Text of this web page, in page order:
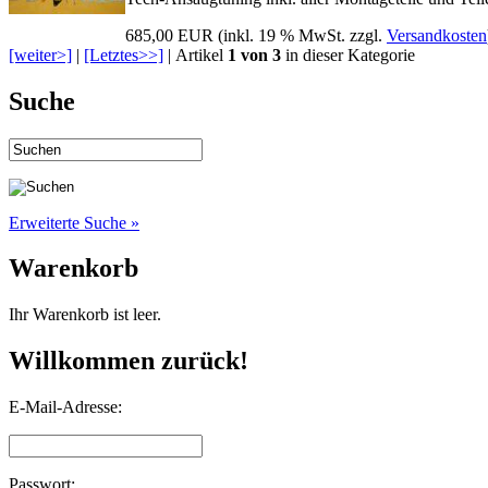
685,00 EUR (inkl. 19 % MwSt. zzgl. Versandkosten
[weiter>] | [Letztes>>] | Artikel 1 von 3 in dieser Kategorie
Suche
Erweiterte Suche »
Warenkorb
Ihr Warenkorb ist leer.
Willkommen zurück!
E-Mail-Adresse: